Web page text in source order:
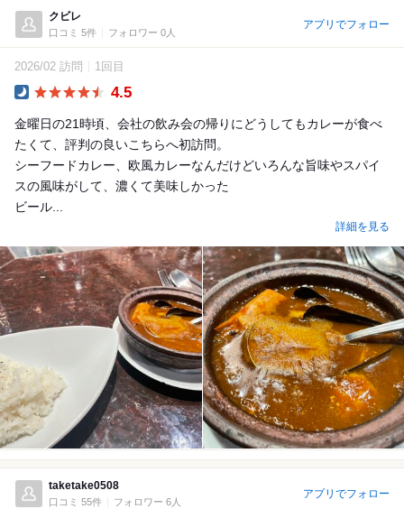
クビレ
口コミ 5件 フォロワー 0人
アプリでフォロー
2026/02 訪問 1回目
4.5
金曜日の21時頃、会社の飲み会の帰りにどうしてもカレーが食べ
たくて、評判の良いこちらへ初訪問。
シーフードカレー、欧風カレーなんだけどいろんな旨味やスパイ
スの風味がして、濃くて美味しかった
ビール...
詳細を見る
taketake0508
口コミ 55件 フォロワー 6人
アプリでフォロー